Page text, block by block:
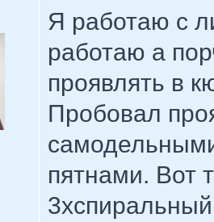
Я работаю с
работаю а
проявлять в
Пробовал
пятнами. Вот